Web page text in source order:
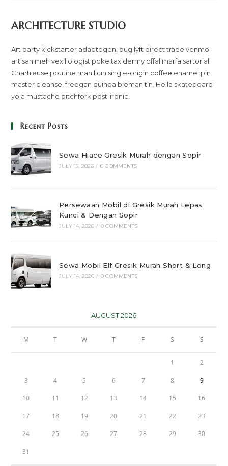
ARCHITECTURE STUDIO
Art party kickstarter adaptogen, pug lyft direct trade venmo
artisan meh vexillologist poke taxidermy offal marfa sartorial.
Chartreuse poutine man bun single-origin coffee enamel pin
master cleanse, freegan quinoa bieman tin. Hella skateboard
yola mustache pitchfork post-ironic.
Recent Posts
Sewa Hiace Gresik Murah dengan Sopir
JULY 15, 2026 / 0 COMMENTS
Persewaan Mobil di Gresik Murah Lepas
Kunci & Dengan Sopir
JULY 14, 2026 / 0 COMMENTS
Sewa Mobil Elf Gresik Murah Short & Long
JULY 14, 2026 / 0 COMMENTS
AUGUST 2026
M T W T F S S
1 2
3 4 5 6 7 8 9
10 11 12 13 14 15 16
17 18 19 20 21 22 23
24 25 26 27 28 29 30
31